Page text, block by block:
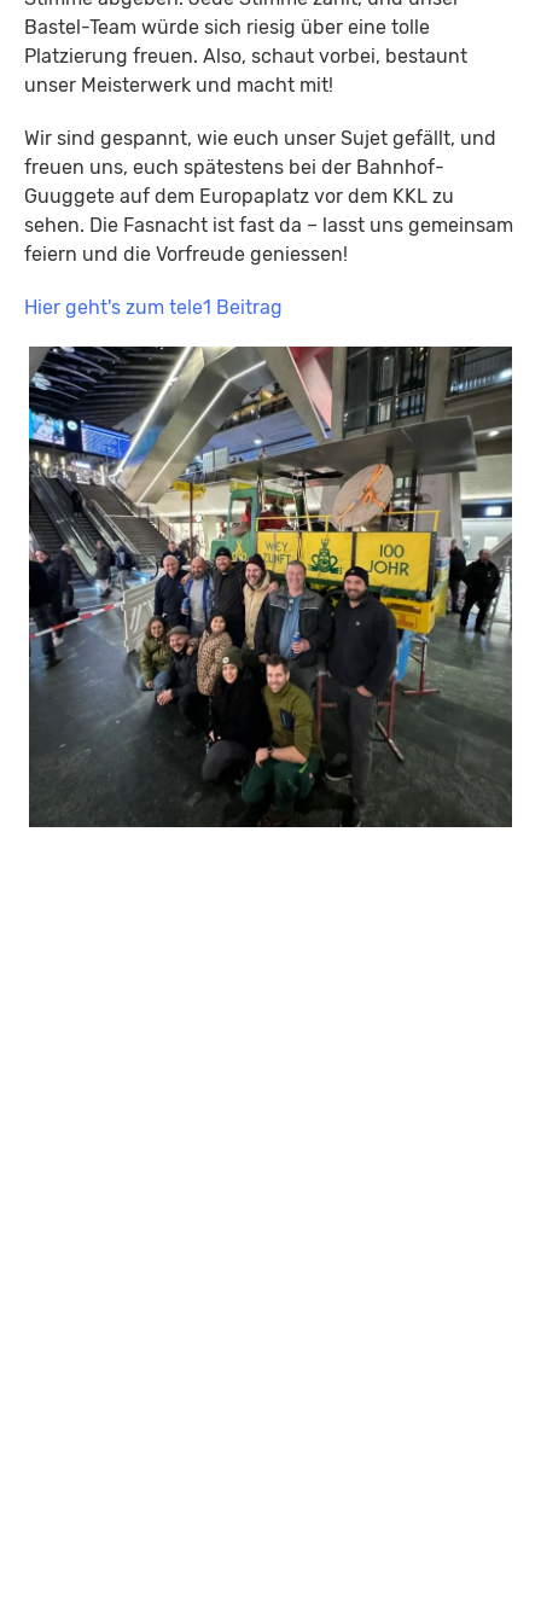
Bastel-Team würde sich riesig über eine tolle
Platzierung freuen. Also, schaut vorbei, bestaunt
unser Meisterwerk und macht mit!
Wir sind gespannt, wie euch unser Sujet gefällt, und
freuen uns, euch spätestens bei der Bahnhof-
Guuggete auf dem Europaplatz vor dem KKL zu
sehen. Die Fasnacht ist fast da – lasst uns gemeinsam
feiern und die Vorfreude geniessen!
Hier geht's zum tele1 Beitrag